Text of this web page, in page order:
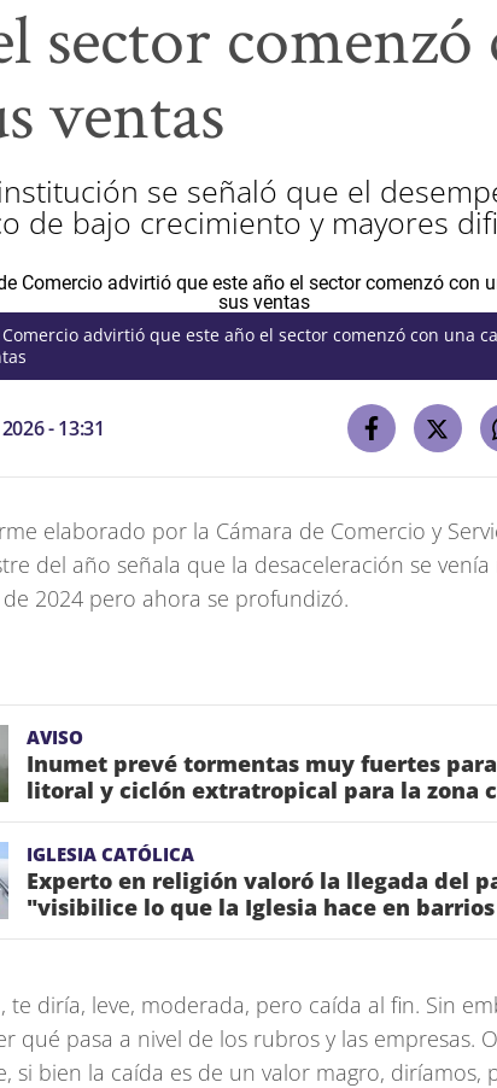
sector comenzó
ventas
se señaló que el
de bajo crecimiento y mayores
Comercio advirtió que este año el sector comenzó con una
- 13:31
elaborado por la Cámara de Comercio y
del año señala que la desaceleración se
2024 pero ahora se profundizó.
AVISO
Inumet prevé tormentas muy fuertes
litoral y ciclón extratropical para la zona
IGLESIA CATÓLICA
Experto en religión valoró la llegada del
"visibilice lo que la Iglesia hace en
te diría, leve, moderada, pero caída al fin. Sin
qué pasa a nivel de los rubros y las empresas.
si bien la caída es de un valor magro, diríamos,